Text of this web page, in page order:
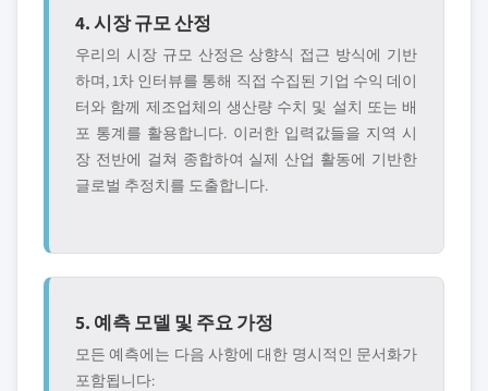
4. 시장 규모 산정
우리의 시장 규모 산정은 상향식 접근 방식에 기반
하며, 1차 인터뷰를 통해 직접 수집된 기업 수익 데이
터와 함께 제조업체의 생산량 수치 및 설치 또는 배
포 통계를 활용합니다. 이러한 입력값들을 지역 시
장 전반에 걸쳐 종합하여 실제 산업 활동에 기반한
글로벌 추정치를 도출합니다.
5. 예측 모델 및 주요 가정
모든 예측에는 다음 사항에 대한 명시적인 문서화가
포함됩니다: